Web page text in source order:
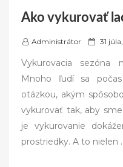
Ako vykurovať
Administrátor
P
e
d
o
n
31
Vykurovacia sezóna
Mnoho ľudí sa
otázkou, akým
vykurovať tak, aby
je vykurovanie
prostriedky. A to nielen